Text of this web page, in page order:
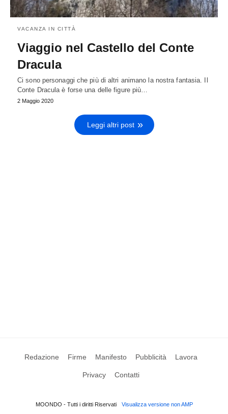
VACANZA IN CITTÀ
Viaggio nel Castello del Conte
Dracula
Ci sono personaggi che più di altri animano la nostra fantasia. Il
Conte Dracula è forse una delle figure più…
2 Maggio 2020
Leggi altri post
Redazione Firme Manifesto Pubblicità Lavora
Privacy Contatti
MOONDO - Tutti i diritti Riservati Visualizza versione non AMP